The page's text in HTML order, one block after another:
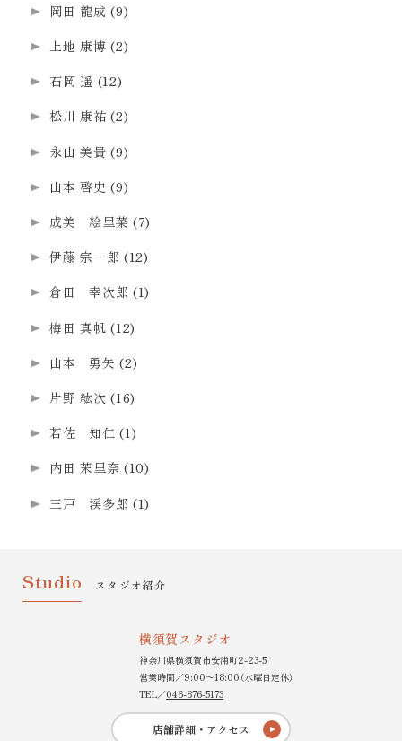
岡田 龍成 (9)
上地 康博 (2)
石岡 遥 (12)
松川 康祐 (2)
永山 美貴 (9)
山本 啓史 (9)
成美 絵里菜 (7)
伊藤 宗一郎 (12)
倉田 幸次郎 (1)
梅田 真帆 (12)
山本 勇矢 (2)
片野 紘次 (16)
若佐 知仁 (1)
内田 茉里奈 (10)
三戸 渓多郎 (1)
Studio スタジオ紹介
横須賀スタジオ
神奈川県横須賀市安浦町2-23-5
営業時間／9:00〜18:00（水曜日定休）
TEL／046-876-5173
店舗詳細・アクセス